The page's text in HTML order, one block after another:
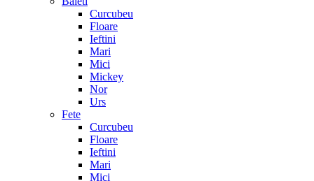
Curcubeu
Floare
Ieftini
Mari
Mici
Mickey
Nor
Urs
Fete
Curcubeu
Floare
Ieftini
Mari
Mici